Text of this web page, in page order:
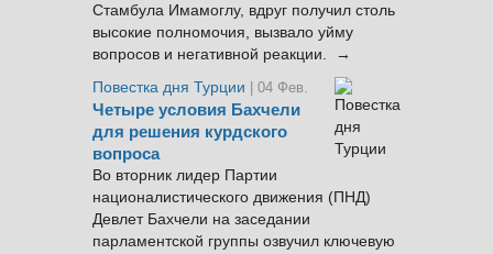
Стамбула Имамоглу, вдруг получил столь
высокие полномочия, вызвало уйму
вопросов и негативной реакции. →
Повестка дня Турции
| 04 Фев.
Четыре условия Бахчели
для решения курдского
вопроса
Во вторник лидер Партии
националистического движения (ПНД)
Девлет Бахчели на заседании
парламентской группы озвучил ключевую